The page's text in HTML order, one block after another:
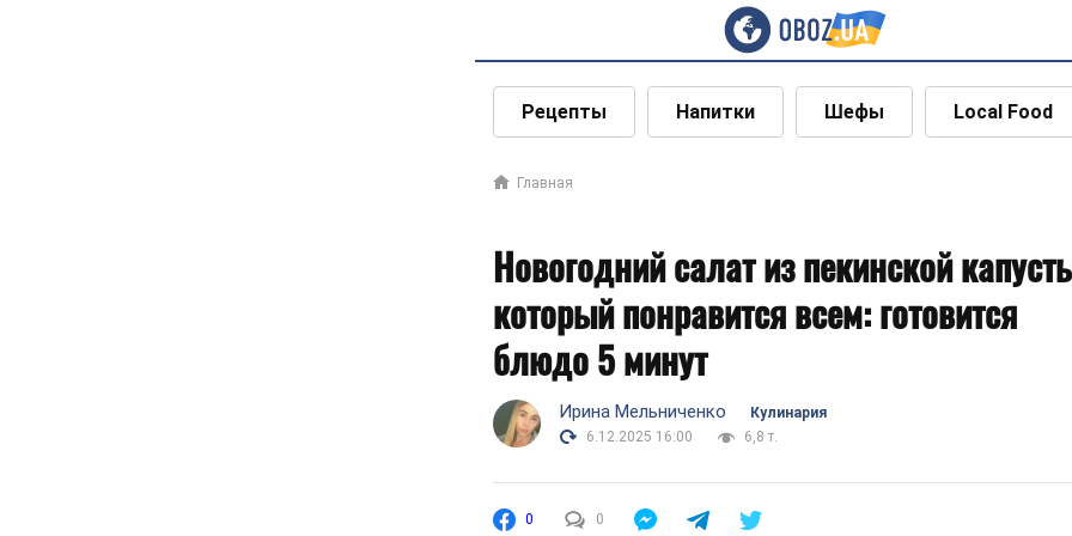
Рецепты Напитки Шефы Local Food
Главная
Новогодний салат из пекинской
который понравится всем: готовится
блюдо 5 минут
Ирина Мельниченко
Кулинария
6.12.2025 16:00
6,8 т.
0 0